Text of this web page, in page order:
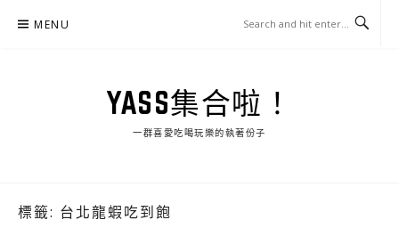
MENU
YASS集合啦！
一群喜愛吃喝玩樂的執著份子
標籤: 台北龍蝦吃到飽